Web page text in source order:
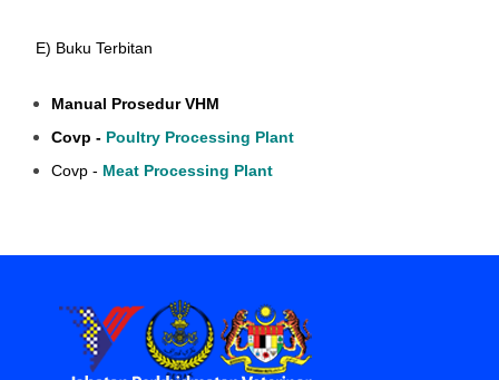
E) Buku Terbitan
Manual Prosedur VHM
Covp - Poultry Processing Plant
Covp - Meat Processing Plant